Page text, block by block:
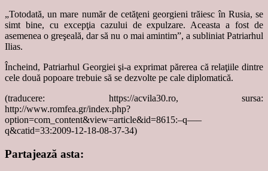
„Totodată, un mare număr de cetăţeni georgieni trăiesc în Rusia, se
simt bine, cu excepţia cazului de expulzare. Aceasta a fost de
asemenea o greşeală, dar să nu o mai amintim”, a subliniat Patriarhul
Ilias.
Încheind, Patriarhul Georgiei şi-a exprimat părerea că relaţiile dintre
cele două popoare trebuie să se dezvolte pe cale diplomatică.
(traducere: https://acvila30.ro, sursa:
http://www.romfea.gr/index.php?
option=com_content&view=article&id=8615:–q—–
q&catid=33:2009-12-18-08-37-34)
Partajează asta: